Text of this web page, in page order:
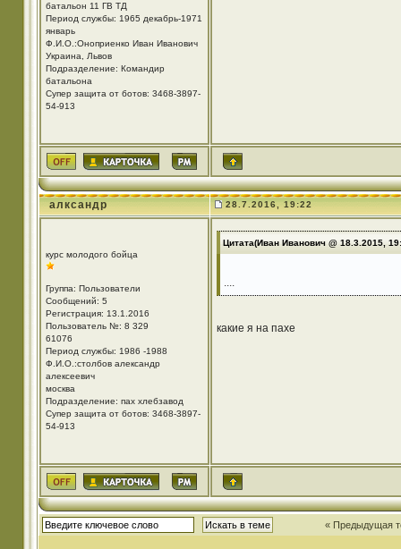
батальон 11 ГВ ТД
Период службы: 1965 декабрь-1971
январь
Ф.И.О.:Оноприенко Иван Иванович
Украина, Львов
Подразделение: Командир
батальона
Супер защита от ботов: 3468-3897-
54-913
алксандр 28.7.2016, 19:22
курс молодого бойца
Группа: Пользователи
Сообщений: 5
Регистрация: 13.1.2016
Пользователь №: 8 329
61076
Период службы: 1986 -1988
Ф.И.О.:столбов александр
алексеевич
москва
Подразделение: пах хлебзавод
Супер защита от ботов: 3468-3897-
54-913
Цитата(Иван Иванович @ 18.3.2015,
....
какие я на пахе
« Предыдущая